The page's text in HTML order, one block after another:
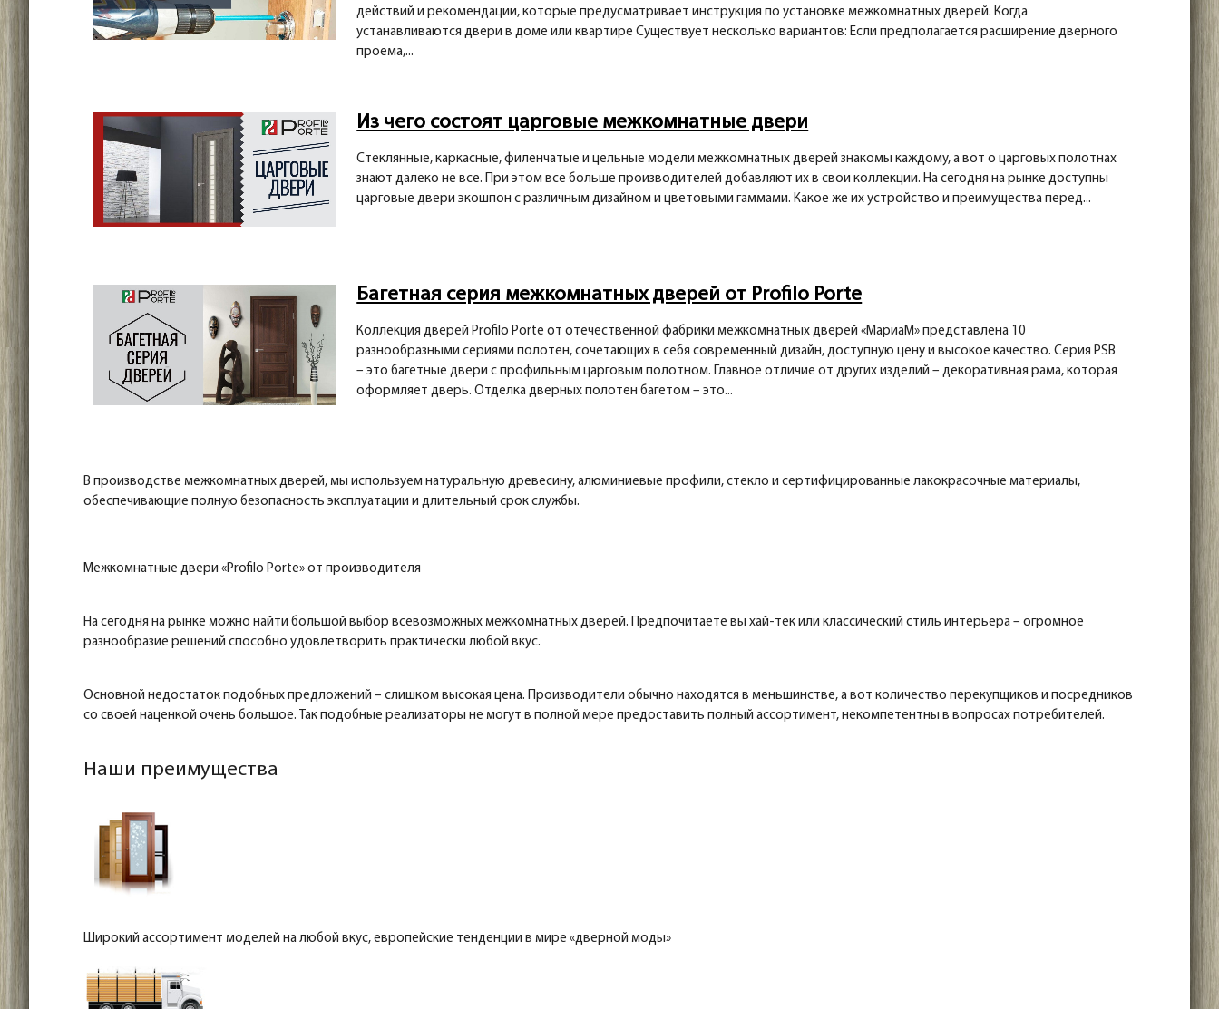
действий и рекомендации, которые предусматривает инструкция по установке межкомнатных дверей. Когда
устанавливаются двери в доме или квартире Существует несколько вариантов: Если предполагается расширение дверного
проема,...
Из чего состоят царговые межкомнатные двери
Стеклянные, каркасные, филенчатые и цельные модели межкомнатных дверей знакомы каждому, а вот о царговых полотнах
знают далеко не все. При этом все больше производителей добавляют их в свои коллекции. На сегодня на рынке доступны
царговые двери экошпон с различным дизайном и цветовыми гаммами. Какое же их устройство и преимущества перед...
Багетная серия межкомнатных дверей от Profilo Porte
Коллекция дверей Profilo Porte от отечественной фабрики межкомнатных дверей «МариаМ» представлена 10
разнообразными сериями полотен, сочетающих в себя современный дизайн, доступную цену и высокое качество. Серия PSB
– это багетные двери с профильным царговым полотном. Главное отличие от других изделий – декоративная рама, которая
оформляет дверь. Отделка дверных полотен багетом – это...
В производстве межкомнатных дверей, мы используем натуральную древесину, алюминиевые профили, стекло и сертифицированные лакокрасочные материалы,
обеспечивающие полную безопасность эксплуатации и длительный срок службы.
Межкомнатные двери «Profilo Porte» от производителя
На сегодня на рынке можно найти большой выбор всевозможных межкомнатных дверей. Предпочитаете вы хай-тек или классический стиль интерьера – огромное
разнообразие решений способно удовлетворить практически любой вкус.
Основной недостаток подобных предложений – слишком высокая цена. Производители обычно находятся в меньшинстве, а вот количество перекупщиков и посредников
со своей наценкой очень большое. Так подобные реализаторы не могут в полной мере предоставить полный ассортимент, некомпетентны в вопросах потребителей.
Наши преимущества
Широкий ассортимент моделей на любой вкус, европейские тенденции в мире «дверной моды»